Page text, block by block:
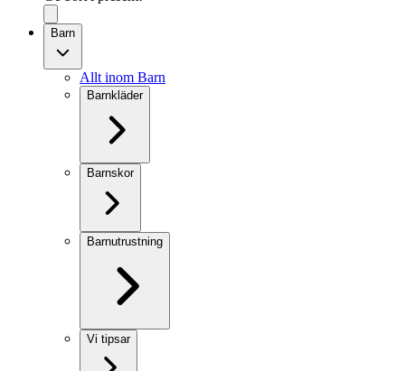
Barn
Allt inom Barn
Barnkläder
Barnskor
Barnutrustning
Vi tipsar